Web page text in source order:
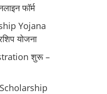
फॉर्म
Yojana
योजना
शुरू –